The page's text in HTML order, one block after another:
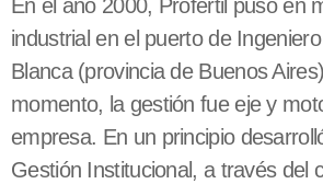
En el año 2000, Profertil puso en
industrial en el puerto de
Blanca (provincia de Buenos
momento, la gestión fue eje y
empresa. En un principio
Gestión Institucional, a través del